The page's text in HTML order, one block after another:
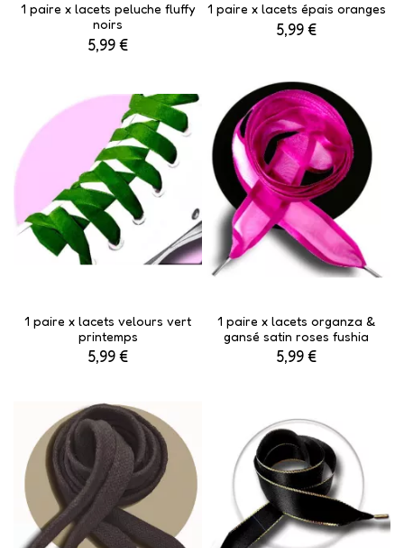
1 paire x lacets peluche fluffy
noirs
5,99 €
1 paire x lacets épais oranges
5,99 €
1 paire x lacets velours vert
printemps
5,99 €
1 paire x lacets organza &
gansé satin roses fushia
5,99 €